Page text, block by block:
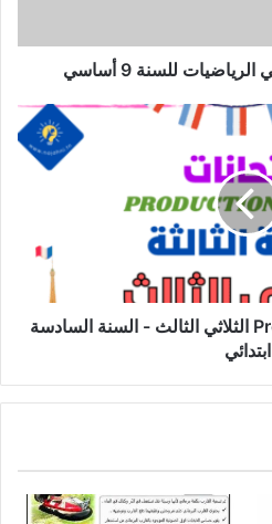
امتحانات Production écrite الثلاثي الثالث - السنة السادسة
ابتدائي